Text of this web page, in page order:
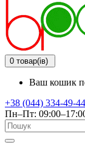
0 товар(ів)
Ваш кошик
+38 (044) 334-49-44
Пн–Пт: